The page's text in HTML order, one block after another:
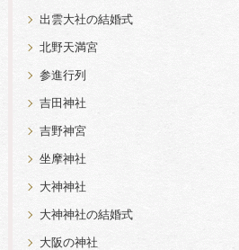
出雲大社の結婚式
北野天満宮
参進行列
吉田神社
吉野神宮
坐摩神社
大神神社
大神神社の結婚式
大阪の神社